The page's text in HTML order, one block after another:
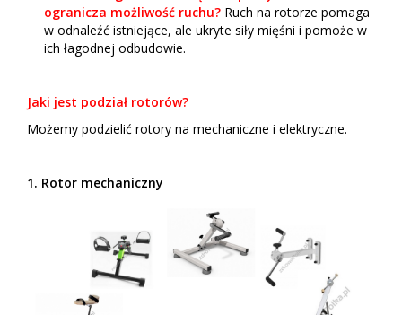
ogranicza możliwość ruchu? Ruch na rotorze pomaga
w odnaleźć istniejące, ale ukryte siły mięśni i pomoże w
ich łagodnej odbudowie.
Jaki jest podział rotorów?
Możemy podzielić rotory na mechaniczne i elektryczne.
1. Rotor mechaniczny